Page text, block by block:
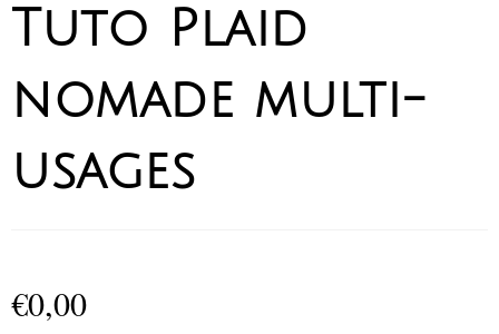
Tuto Plaid
nomade multi-
usages
€0,00